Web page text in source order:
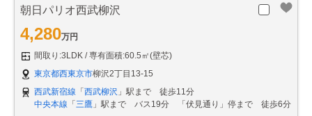
朝日パリオ西武柳沢
4,280万円
間取り:3LDK
専有面積:60.5㎡(壁芯)
東京都西東京市柳沢2丁目13-15
西武新宿線 「西武柳沢 」駅まで 徒歩11分
中央本線 「三鷹 」駅まで バス19分 「伏見通り」停まで 徒歩6分